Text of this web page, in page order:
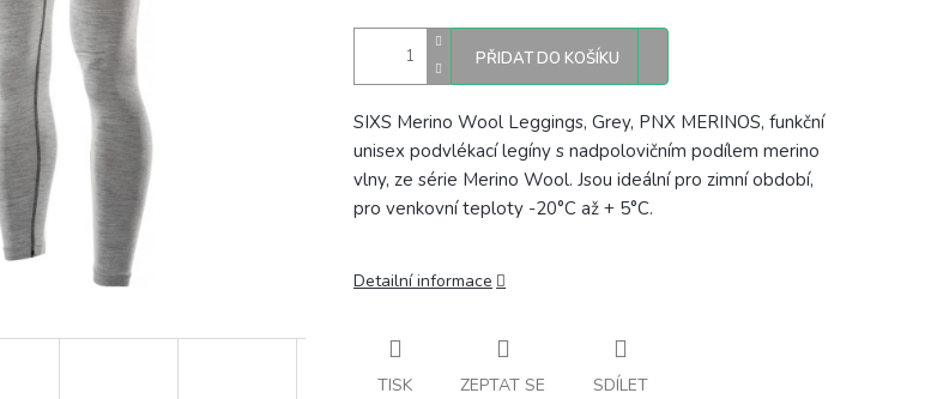
PŘIDAT DO KOŠÍKU
SIXS Merino Wool Leggings, Grey, PNX MERINOS, funkční
unisex podvlékací legíny s nadpolovičním podílem merino
vlny, ze série Merino Wool. Jsou ideální pro zimní období,
pro venkovní teploty -20°C až + 5°C.
Detailní informace
TISK ZEPTAT SE SDÍLET